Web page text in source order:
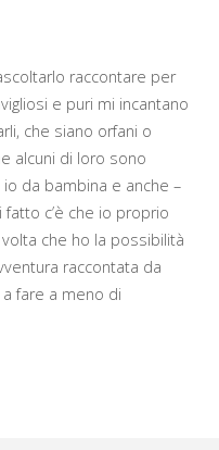
raccontare per
e puri mi incantano
che siano orfani o
alcuni di loro sono
da bambina e anche –
c’è che io proprio
che ho la possibilità
raccontata da
fare a meno di